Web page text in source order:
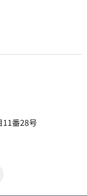
番28号